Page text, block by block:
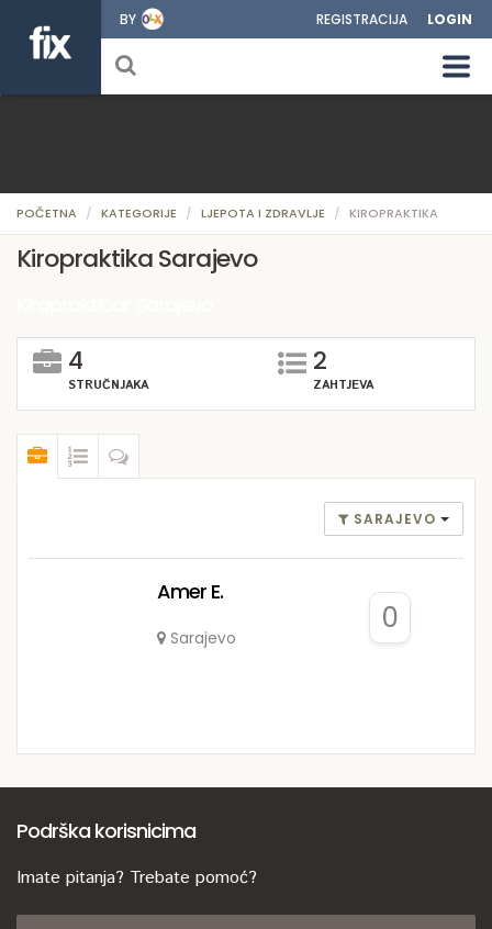
BY REGISTRACIJA LOGIN
POČETNA KATEGORIJE LJEPOTA I ZDRAVLJE KIROPRAKTIKA
Kiropraktika Sarajevo
4
STRUČNJAKA
2
ZAHTJEVA
SARAJEVO
Amer E.
Sarajevo
0
Podrška korisnicima
Imate pitanja? Trebate pomoć?